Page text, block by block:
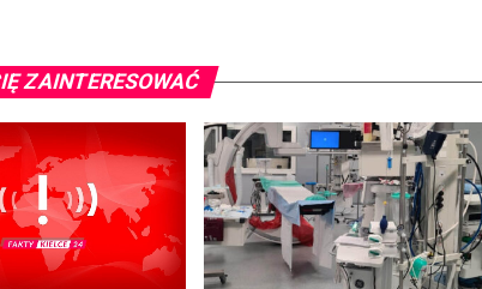
ZAINTERESOWAĆ